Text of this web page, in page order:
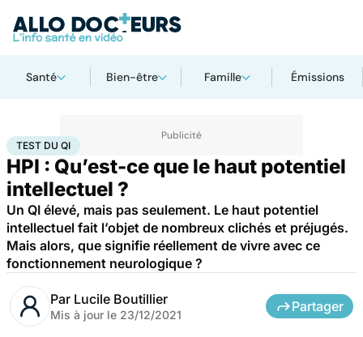
Santé Bien-être Famille Émissions
AccueilBien-être Test du QI
TEST DU QI
HPI : Qu’est-ce que le haut potentiel
intellectuel ?
Un QI élevé, mais pas seulement. Le haut potentiel
intellectuel fait l’objet de nombreux clichés et préjugés.
Mais alors, que signifie réellement de vivre avec ce
fonctionnement neurologique ?
Par Lucile Boutillier
Mis à jour le 23/12/2021
Partager